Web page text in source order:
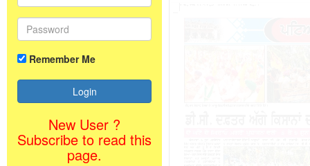
Remember Me
New User ?
Subscribe to read this
page.